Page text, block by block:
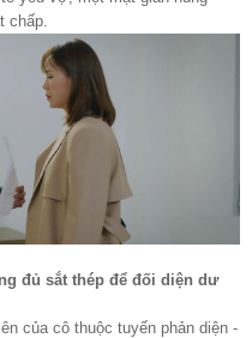
chấp.
đủ sắt thép để đối diện dư
của cô thuộc tuyến phản diện -